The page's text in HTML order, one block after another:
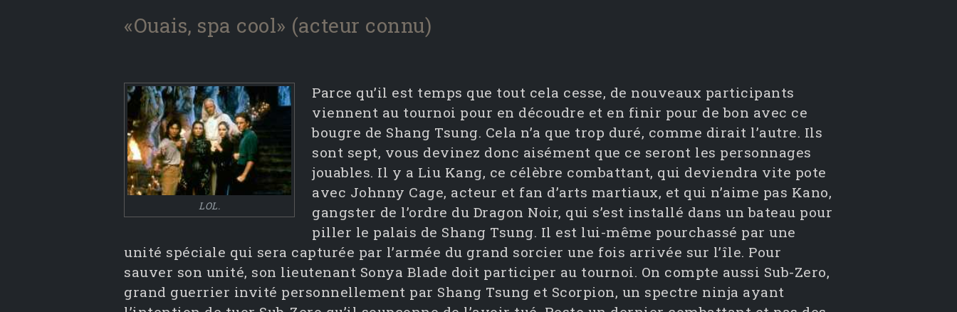
«Ouais, spa cool» (acteur connu)
LOL.
Parce qu’il est temps que tout cela cesse, de nouveaux participants
viennent au tournoi pour en découdre et en finir pour de bon avec ce
bougre de Shang Tsung. Cela n’a que trop duré, comme dirait l’autre. Ils
sont sept, vous devinez donc aisément que ce seront les personnages
jouables. Il y a Liu Kang, ce célèbre combattant, qui deviendra vite pote
avec Johnny Cage, acteur et fan d’arts martiaux, et qui n’aime pas Kano,
gangster de l’ordre du Dragon Noir, qui s’est installé dans un bateau pour
piller le palais de Shang Tsung. Il est lui-même pourchassé par une
unité spéciale qui sera capturée par l’armée du grand sorcier une fois arrivée sur l’île. Pour
sauver son unité, son lieutenant Sonya Blade doit participer au tournoi. On compte aussi Sub-Zero,
grand guerrier invité personnellement par Shang Tsung et Scorpion, un spectre ninja ayant